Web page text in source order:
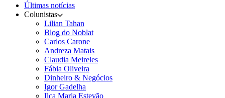
Últimas notícias
Colunistas
Lilian Tahan
Blog do Noblat
Carlos Carone
Andreza Matais
Claudia Meireles
Fábia Oliveira
Dinheiro & Negócios
Igor Gadelha
Ilca Maria Estevão